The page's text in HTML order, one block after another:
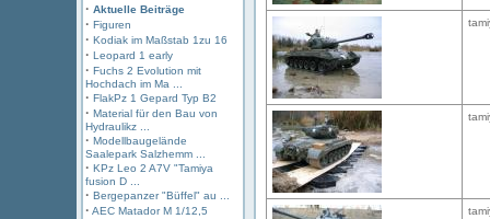
· Aktuelle Beiträge
· Figuren
· Kodiak im Maßstab 1zu 16
· Leopard 1 early
· Fuchs 2 Evolution mit
Hochdach im Ma ...
· FlakPz 1 Gepard Typ B2
· Material für den Bau von
Hydraulikz ...
· Modellbaugelände
Saalepark Salzhemm ...
· KPz Leo 2 A7V "Tamiya
fusion D ...
· Bergepanzer "Büffel" au ...
· AEC Matador M 1/12,5